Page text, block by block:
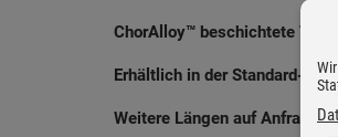
ChorAlloy™ beschichtete
Erhältlich in der Standard-
Weitere Längen auf Anfrage